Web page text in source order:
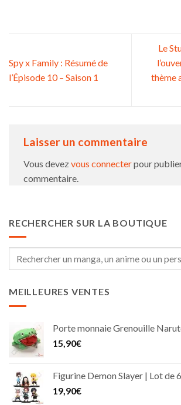
Spy x Family : Résumé de
l’Épisode 10 – Saison 1
Le
thème
Laisser un commentaire
Vous devezvous connecterpour
commentaire.
RECHERCHER SUR LA BOUTIQUE
Recherche
pour :
MEILLEURES VENTES
Porte monnaie Grenouille
15,90€
Figurine Demon Slayer | Lot de
19,90€